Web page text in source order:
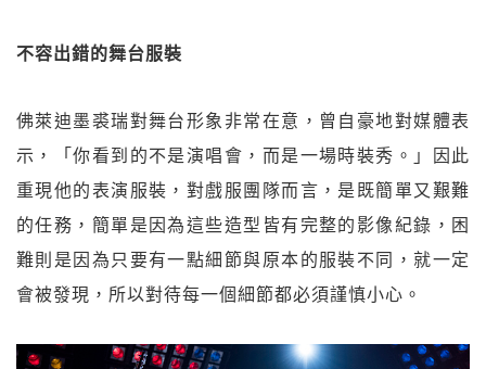
不容出錯的舞台服裝
佛萊迪墨裘瑞對舞台形象非常在意，曾自豪地對媒體表
示，「你看到的不是演唱會，而是一場時裝秀。」因此
重現他的表演服裝，對戲服團隊而言，是既簡單又艱難
的任務，簡單是因為這些造型皆有完整的影像紀錄，困
難則是因為只要有一點細節與原本的服裝不同，就一定
會被發現，所以對待每一個細節都必須謹慎小心。